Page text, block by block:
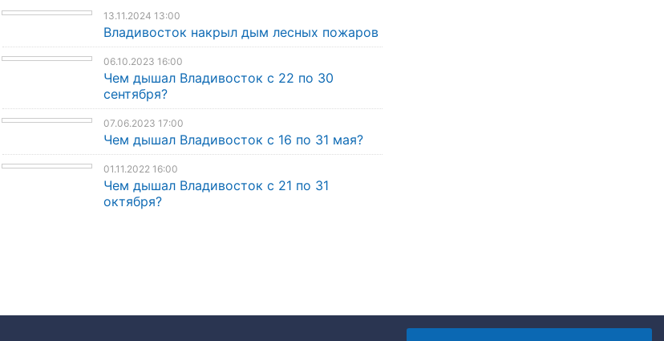
13.11.2024 13:00
Владивосток накрыл дым лесных пожаров
06.10.2023 16:00
Чем дышал Владивосток с 22 по 30
сентября?
07.06.2023 17:00
Чем дышал Владивосток с 16 по 31 мая?
01.11.2022 16:00
Чем дышал Владивосток с 21 по 31
октября?